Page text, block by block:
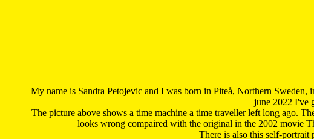
My name is Sandra Petojevic and I was born in Piteå, Northern
june 2022 I've
The picture above shows a time machine a time traveller left long ago.
looks wrong compaired with the original in the 2002 movie
There is also this self-